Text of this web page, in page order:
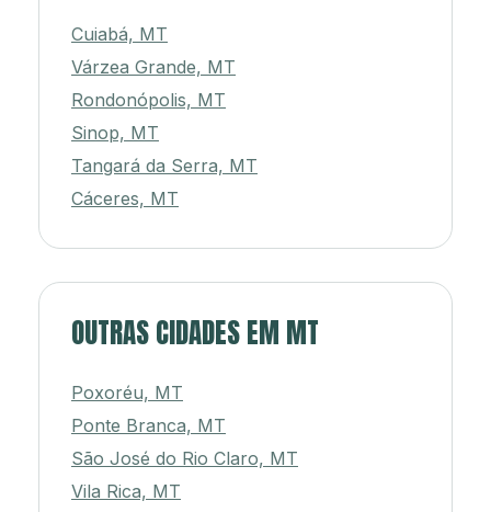
Cuiabá, MT
Várzea Grande, MT
Rondonópolis, MT
Sinop, MT
Tangará da Serra, MT
Cáceres, MT
OUTRAS CIDADES EM MT
Poxoréu, MT
Ponte Branca, MT
São José do Rio Claro, MT
Vila Rica, MT